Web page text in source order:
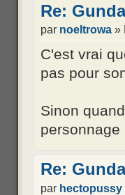
Re:
par noeltrowa »
C'est vrai
pas pour
Sinon
Re:
par hectopussy